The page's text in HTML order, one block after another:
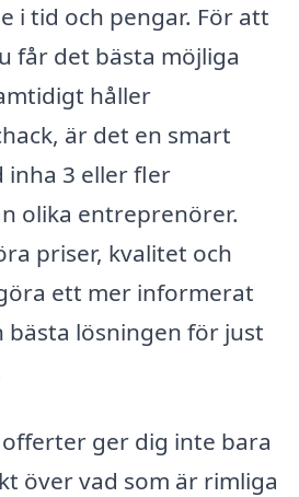
i tid och pengar. För att
får det bästa möjliga
håller
är det en smart
3 eller fler
olika entreprenörer.
priser, kvalitet och
ett mer informerat
bästa lösningen för just
ger dig inte bara
över vad som är rimliga